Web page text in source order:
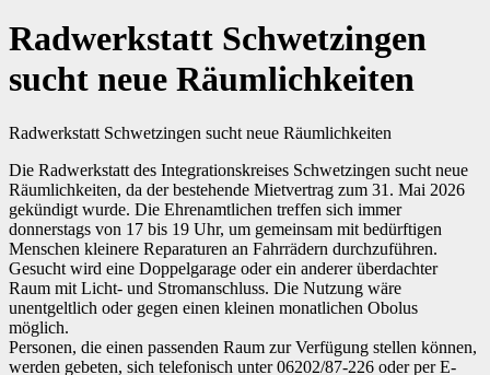
Radwerkstatt Schwetzingen
sucht neue Räumlichkeiten
Radwerkstatt Schwetzingen sucht neue Räumlichkeiten
Die Radwerkstatt des Integrationskreises Schwetzingen sucht neue
Räumlichkeiten, da der bestehende Mietvertrag zum 31. Mai 2026
gekündigt wurde. Die Ehrenamtlichen treffen sich immer
donnerstags von 17 bis 19 Uhr, um gemeinsam mit bedürftigen
Menschen kleinere Reparaturen an Fahrrädern durchzuführen.
Gesucht wird eine Doppelgarage oder ein anderer überdachter
Raum mit Licht- und Stromanschluss. Die Nutzung wäre
unentgeltlich oder gegen einen kleinen monatlichen Obolus
möglich.
Personen, die einen passenden Raum zur Verfügung stellen können,
werden gebeten, sich telefonisch unter 06202/87-226 oder per E-